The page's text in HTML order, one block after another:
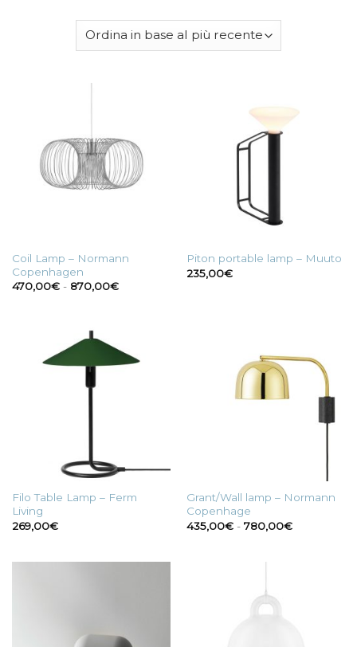
Coil Lamp – Normann
Copenhagen
470,00€ - 870,00€Fascia
870,00€
Piton portable lamp – Muuto
235,00€
Filo Table Lamp – Ferm
Living
269,00€
Grant/Wall lamp – Normann
Copenhage
435,00€ - 780,00€Fascia